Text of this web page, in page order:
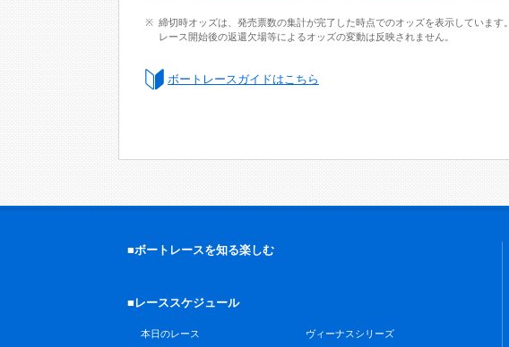
締切時オッズは、発売票数の集計が完了した時点でのオッズを表示しています。
レース開始後の返還欠場等によるオッズの変動は反映されません。
ボートレースガイドはこちら
■ボートレースを知る楽しむ
■レーススケジュール
本日のレース ヴィーナスシリーズ